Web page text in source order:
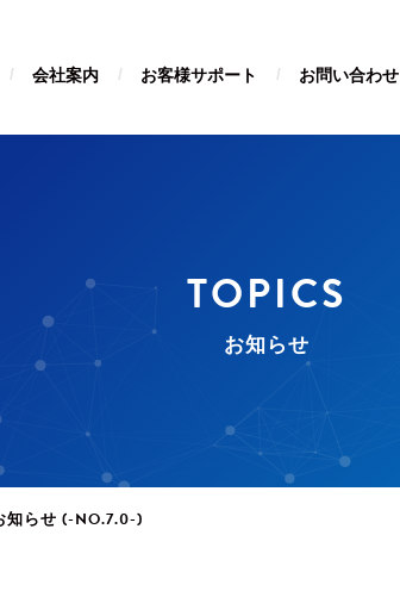
会社案内 お客様サポート お問い合わせ
TOPICS
お知らせ
知らせ (-NO.7.0-)